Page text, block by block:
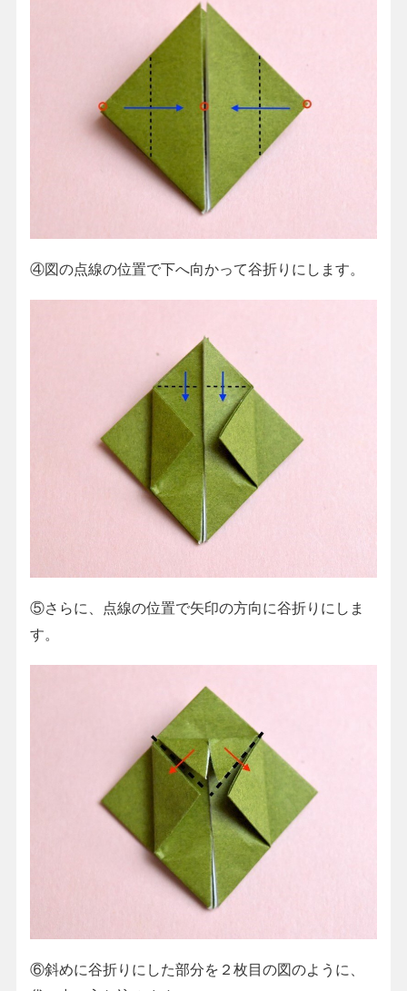
④図の点線の位置で下へ向かって谷折りにします。
⑤さらに、点線の位置で矢印の方向に谷折りにしま
す。
⑥斜めに谷折りにした部分を２枚目の図のように、